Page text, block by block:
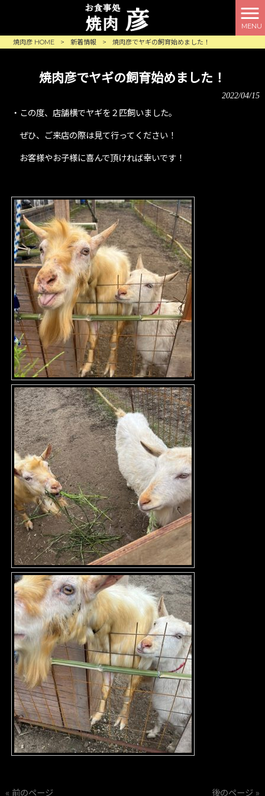
MENU
焼肉彦 HOME
> 新着情報 > 焼肉彦でヤギの飼育始めました！
焼肉彦でヤギの飼育始めました！
2022/04/15
・この度、店舗横でヤギを２匹飼いました。
ぜひ、ご来店の際は見て行ってください！
お客様やお子様に喜んで頂ければ幸いです！
« 前のページ 後のページ »